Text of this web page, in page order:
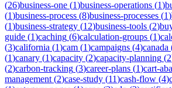
(26)business-one (1)business-operations (1)
(1)business-process (8)business-processes (1)
(1)business-strategy (12)business-tools (2)
guide (1)caching (6)calculation-groups (1)
(3)california (1)cam (1)campaigns (4)canada
(1)canary (1)capacity (2)capacity-planning (2
(2)carbon-tracking (3)career-plans (1)cart-
management (2)case-study (11)cash-flow (4)